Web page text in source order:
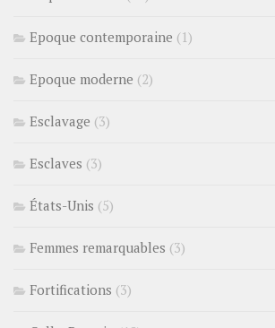
Epoque contemporaine (1)
Epoque moderne (2)
Esclavage (3)
Esclaves (3)
États-Unis (5)
Femmes remarquables (3)
Fortifications (3)